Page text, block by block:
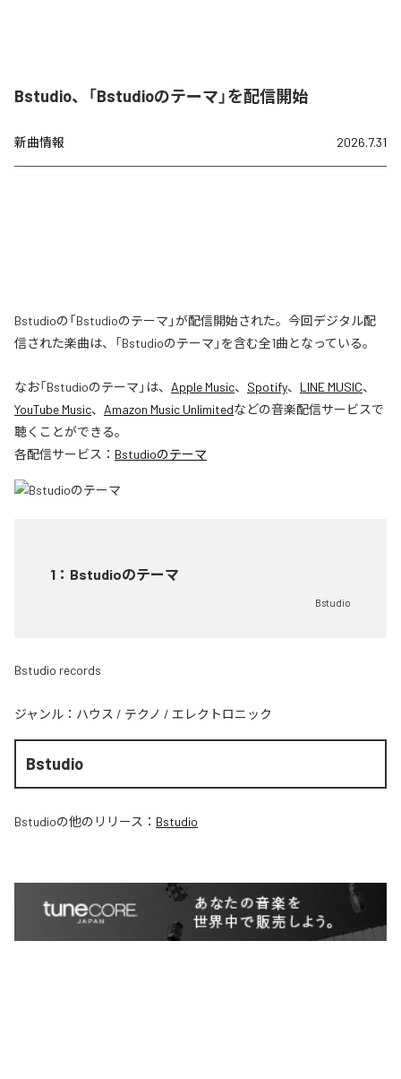
Bstudio、「Bstudioのテーマ」を配信開始
新曲情報 2026.7.31
Bstudioの「Bstudioのテーマ」が配信開始された。今回デジタル配
信された楽曲は、「Bstudioのテーマ」を含む全1曲となっている。
なお「Bstudioのテーマ 」は、 Apple Music、 Spotify、 LINE MUSIC、
YouTube Music、 Amazon Music Unlimitedなどの音楽配信サービスで
聴くことができる。
各配信サービス： Bstudioのテーマ
1 ： Bstudioのテーマ
Bstudio
Bstudio records
ジャンル： ハウス / テクノ / エレクトロニック
Bstudio
Bstudioの他のリリース： Bstudio